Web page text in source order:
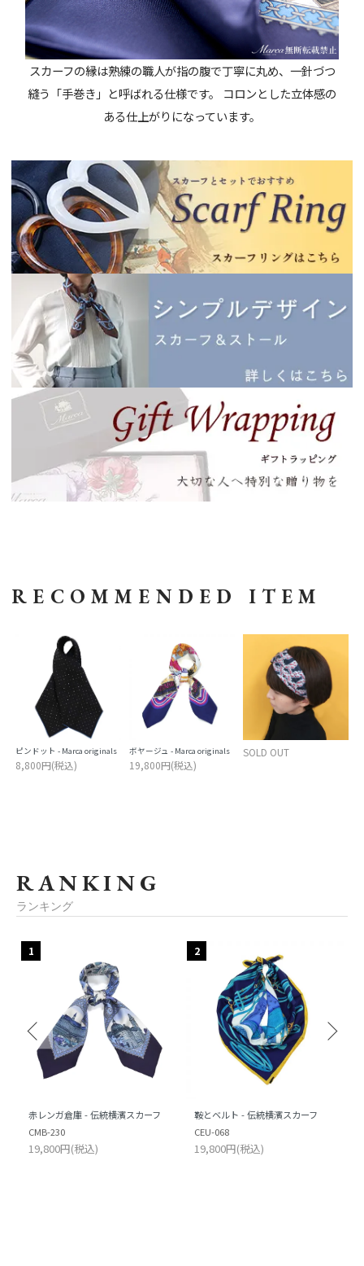
スカーフの縁は熟練の職人が指の腹で丁寧に丸め、一針づつ
縫う「手巻き」と呼ばれる仕様です。 コロンとした立体感の
ある仕上がりになっています。
RECOMMENDED ITEM
ピンドット - Marca originals
8,800円(税込)
ボヤージュ - Marca originals
19,800円(税込)
SOLD OUT
RANKING
ランキング
1
赤レンガ倉庫 - 伝統横濱スカーフ
CMB-230
19,800円(税込)
2
鞍とベルト - 伝統横濱スカーフ
CEU-068
19,800円(税込)